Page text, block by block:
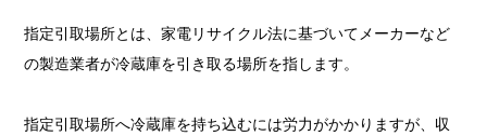
指定引取場所とは、家電リサイクル法に基づいてメーカーなど
の製造業者が冷蔵庫を引き取る場所を指します。
指定引取場所へ冷蔵庫を持ち込むには労力がかかりますが、収